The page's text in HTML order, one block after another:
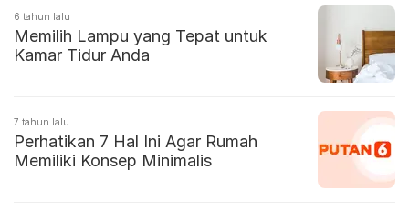
6 tahun lalu
Memilih Lampu yang Tepat untuk
Kamar Tidur Anda
7 tahun lalu
Perhatikan 7 Hal Ini Agar Rumah
Memiliki Konsep Minimalis